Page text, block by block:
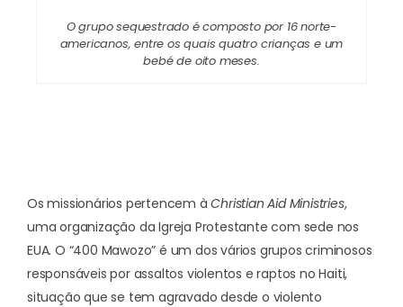
O grupo sequestrado é composto por 16 norte-
americanos, entre os quais quatro crianças e um
bebé de oito meses.
Os missionários pertencem àChristian Aid Ministries,
uma organização da Igreja Protestante com sede nos
EUA. O “400 Mawozo” é um dos vários grupos criminosos
responsáveis por assaltos violentos e raptos no Haiti,
situação que se tem agravado desde o violento